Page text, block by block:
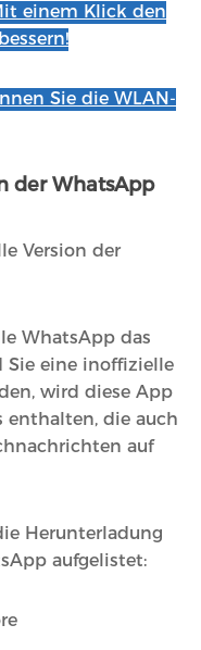
einem Klick den
Sie die WLAN-
der WhatsApp
Version der
WhatsApp das
Sie eine inoffizielle
wird diese App
enthalten, die auch
auf
Herunterladung
aufgelistet: